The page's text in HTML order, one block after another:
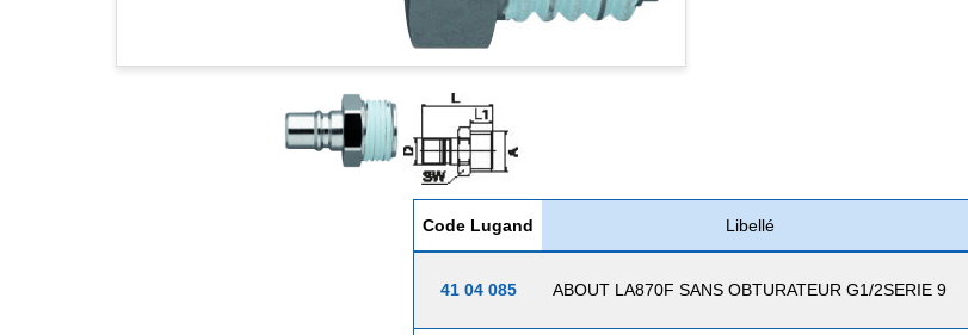
Code Lugand Libellé
41 04 085 ABOUT LA870F SANS OBTURATEUR G1/2SERIE 9